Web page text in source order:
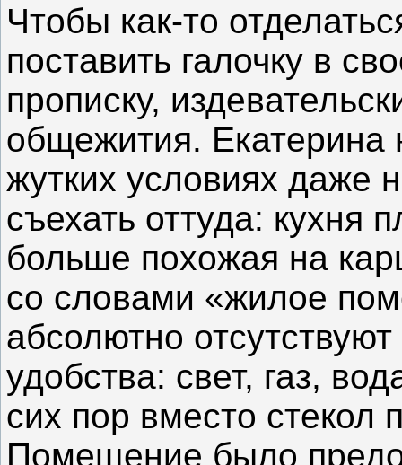
Чтобы как-то
поставить галочку в
прописку,
общежития. Екатерина
жутких условиях даже
съехать оттуда: кухня
больше похожая на
со словами «жилое
абсолютно
удобства: свет, газ,
сих пор вместо стекол
Помещение было